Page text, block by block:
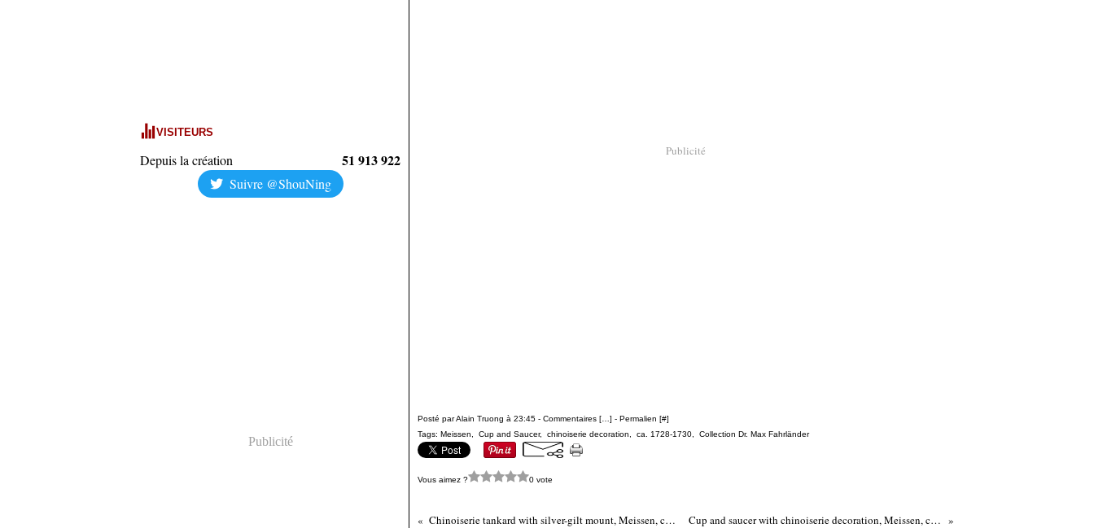
VISITEURS
Depuis la création 51 913 922
Suivre @ShouNing
Publicité
Publicité
Posté par Alain Truong à 23:45 - Commentaires [ ] - Permalien [#]
Tags: Meissen Cup and Saucer, chinoiserie decoration ca. 1728-1730 Collection Dr. Max Fahrländer
Vous aimez ? 0 vote
Chinoiserie tankard with silver-gilt mount, Meissen, ca. 1725-1730 Cup and saucer with chinoiserie decoration, Meissen, ca. 1723-1724